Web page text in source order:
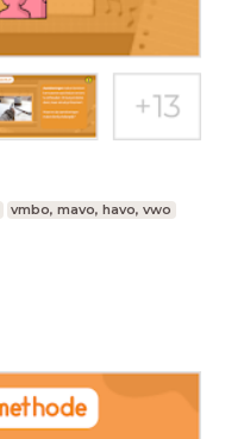
vmbo, mavo, havo, vwo